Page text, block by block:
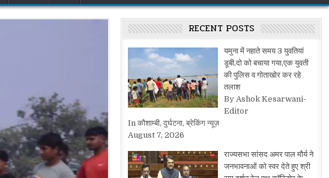
RECENT POSTS
यमुना में नहाते समय 3 युवतियां
डूबी,दो को बचाया गया,एक युवती
की पुलिस व गोताखोर कर रहे
तलाश
By Ashok Kesarwani-
Editor
In कौशाम्बी, दुर्घटना, ब्रेकिंग न्यूज़
August 7, 2026
राज्यसभा सांसद अमर पाल मौर्य ने
जनभावनाओं को स्वर देते हुए श्री